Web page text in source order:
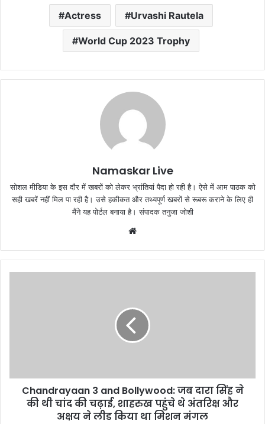
Actress Urvashi Rautela
World Cup 2023 Trophy
Namaskar Live
सोशल मीडिया के इस दौर में खबरों को लेकर भ्रांतियां पैदा हो रही है। ऐसे में आम पाठक को
सही खबरें नहीं मिल पा रही है। उसे हकीकत और तथ्यपूर्ण खबरों से रूबरू कराने के लिए ही
मैंने यह पोर्टल बनाया है। संपादक तनुजा जोशी
b
s
e
Chandrayaan 3 and Bollywood: जब दारा सिंह ने
की थी चांद की चढ़ाई, शाहरुख पहुंचे थे अंतरिक्ष और
अक्षय ने लीड किया था मिशन मंगल